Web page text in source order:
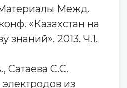
Межд.
«Казахстан на
знаний». 2013. Ч.1.
Сатаева С.С.
из